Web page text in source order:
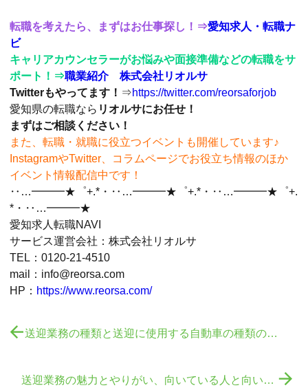
転職を考えたら、まずはお仕事探し！⇒愛知求人・転職ナ
ビ
キャリアカウンセラーがお悩みや面接準備などの転職をサ
ポート！⇒職業紹介 株式会社リオルサ
Twitterもやってます！ ⇒https://twitter.com/reorsaforjob
愛知県の転職なら リオルサにお任せ！
まずはご相談ください！
また、転職・就職に役立つイベントも開催しています♪
InstagramやTwitter、コラムページでお役立ち情報のほか
イベント情報配信中です！
‥…━━━★゜+.*・‥…━━━★゜+.*・‥…━━━★゜+.
*・‥…━━━★
愛知求人転職NAVI
サービス運営会社：株式会社リオルサ
TEL：0120-21-4510
mail：info@reorsa.com
HP： https://www.reorsa.com/
 送迎業務の種類と送迎に使用する自動車の種類のほか必要な免許は何か？

送迎業務の魅力とやりがい、向いている人と向いていない人の特徴について解説！